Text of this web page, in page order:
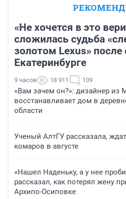
«Не хочется в это
сложилась судьба
золотом Lexus» после
Екатеринбурге
9 часов 18 911 109
«Вам зачем он?»: дизайнер из
восстанавливает дом в
области
Ученый АлтГУ рассказала,
комаров в августе
«Нашел Наденьку, а у нее
рассказал, как потерял жену
Архипо-Осиповке